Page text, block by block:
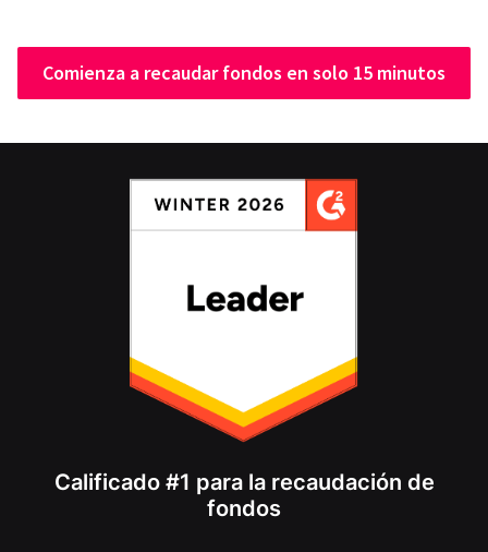
Comienza a recaudar fondos en solo 15 minutos
Calificado #1 para la recaudación de
fondos